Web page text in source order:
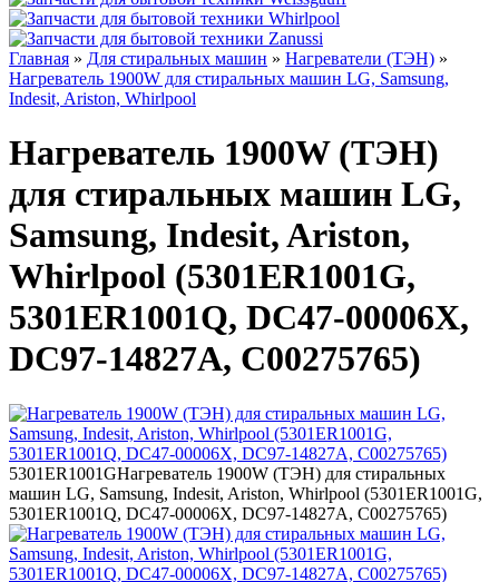
Главная » Для стиральных машин » Нагреватели (ТЭН) »
Нагреватель 1900W для стиральных машин LG, Samsung,
Indesit, Ariston, Whirlpool
Нагреватель 1900W (ТЭН)
для стиральных машин LG,
Samsung, Indesit, Ariston,
Whirlpool (5301ER1001G,
5301ER1001Q, DC47-00006X,
DC97-14827A, C00275765)
5301ER1001GНагреватель 1900W (ТЭН) для стиральных
машин LG, Samsung, Indesit, Ariston, Whirlpool (5301ER1001G,
5301ER1001Q, DC47-00006X, DC97-14827A, C00275765)